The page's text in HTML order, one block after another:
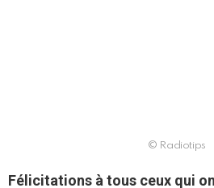
© Radiotips
Félicitations à tous ceux qui